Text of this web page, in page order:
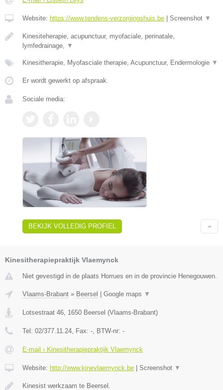
Website: https://www.tendens-verzorgingshuis.be | Screenshot ▼
Kinesiteherapie, acupunctuur, myofaciale, perinatale,
lymfedrainage,
▼
Kinesitherapie, Myofasciale therapie, Acupunctuur, Endermologie ▼
Er wordt gewerkt op afspraak.
Sociale media:
BEKIJK VOLLEDIG PROFIEL
Kinesitherapiepraktijk Vlaemynck
Niet gevestigd in de plaats Horrues en in de provincie Henegouwen.
Vlaams-Brabant » Beersel | Google maps ▼
Lotsestraat 46 1650 Beersel (Vlaams-Brabant)
Tel: 02/377.11.24 , Fax: - , BTW-nr: -
E-mail › Kinesitherapiepraktijk Vlaemynck
Website: http://www.kinevlaemynck.be | Screenshot ▼
Kinesist werkzaam te Beersel.